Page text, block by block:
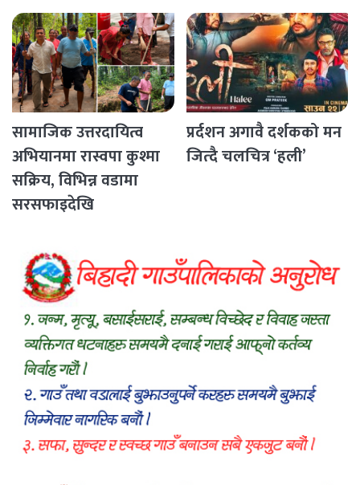
सामाजिक उत्तरदायित्व
अभियानमा रास्वपा कुश्मा
सक्रिय, विभिन्न वडामा
सरसफाइदेखि
प्रर्दशन अगावै दर्शकको मन
जित्दै चलचित्र ‘हली’